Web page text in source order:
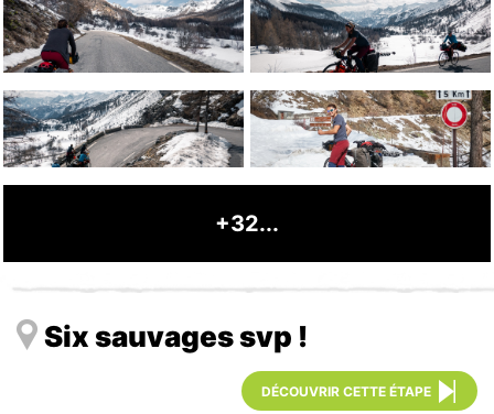
+32...
Six sauvages svp !
DÉCOUVRIR CETTE ÉTAPE